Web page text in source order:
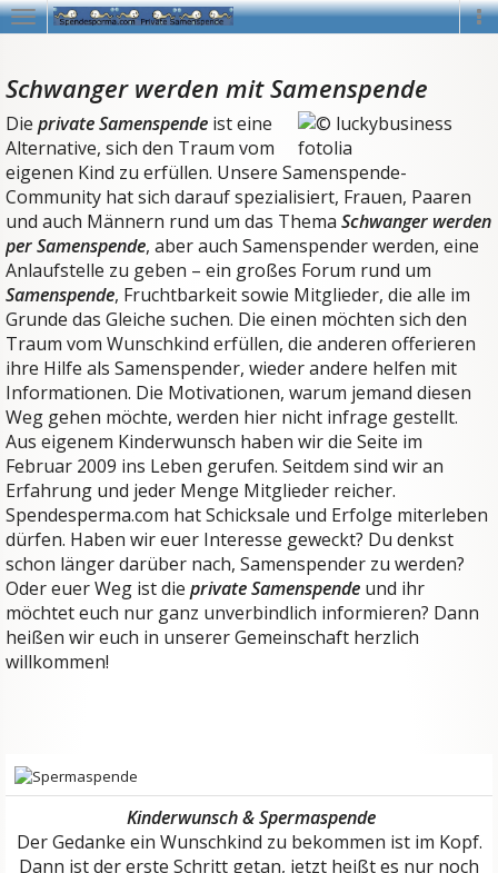
Navigation
Schwanger werden mit Samenspende
Die private Samenspende ist eine
Alternative, sich den Traum vom
eigenen Kind zu erfüllen. Unsere Samenspende-
Community hat sich darauf spezialisiert, Frauen, Paaren
und auch Männern rund um das Thema Schwanger werden
per Samenspende, aber auch Samenspender werden, eine
Anlaufstelle zu geben – ein großes Forum rund um
Samenspende, Fruchtbarkeit sowie Mitglieder, die alle im
Grunde das Gleiche suchen. Die einen möchten sich den
Traum vom Wunschkind erfüllen, die anderen offerieren
ihre Hilfe als Samenspender, wieder andere helfen mit
Informationen. Die Motivationen, warum jemand diesen
Weg gehen möchte, werden hier nicht infrage gestellt.
Aus eigenem Kinderwunsch haben wir die Seite im
Februar 2009 ins Leben gerufen. Seitdem sind wir an
Erfahrung und jeder Menge Mitglieder reicher.
Spendesperma.com hat Schicksale und Erfolge miterleben
dürfen. Haben wir euer Interesse geweckt? Du denkst
schon länger darüber nach, Samenspender zu werden?
Oder euer Weg ist die private Samenspende und ihr
möchtet euch nur ganz unverbindlich informieren? Dann
heißen wir euch in unserer Gemeinschaft herzlich
willkommen!
Kinderwunsch & Spermaspende
Der Gedanke ein Wunschkind zu bekommen ist im Kopf.
Dann ist der erste Schritt getan, jetzt heißt es nur noch